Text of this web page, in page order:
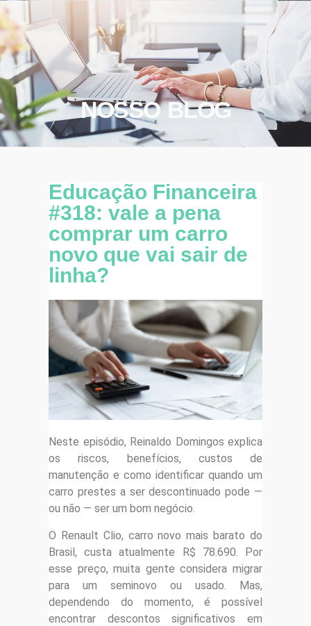
NOSSO BLOG
Educação Financeira
#318: vale a pena
comprar um carro
novo que vai sair de
linha?
Neste episódio, Reinaldo Domingos explica
os riscos, benefícios, custos de
manutenção e como identificar quando um
carro prestes a ser descontinuado pode —
ou não — ser um bom negócio.
O Renault Clio, carro novo mais barato do
Brasil, custa atualmente R$ 78.690. Por
esse preço, muita gente considera migrar
para um seminovo ou usado. Mas,
dependendo do momento, é possível
encontrar descontos significativos em